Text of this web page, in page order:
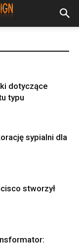
dotyczące
typu
sypialni dla
stworzył